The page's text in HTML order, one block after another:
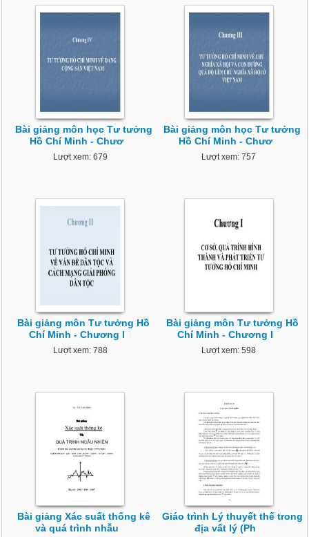
Bài giảng môn học Tư tưởng
Hồ Chí Minh - Chươ
Lượt xem: 679
Bài giảng môn học Tư tưởng
Hồ Chí Minh - Chươ
Lượt xem: 757
Bài giảng môn Tư tưởng Hồ
Chí Minh - Chương I
Lượt xem: 788
Bài giảng môn Tư tưởng Hồ
Chí Minh - Chương I
Lượt xem: 598
Bài giảng Xác suất thống kê
và quá trình nhẫu
Giáo trình Lý thuyết thế trong
địa vất lý (Ph